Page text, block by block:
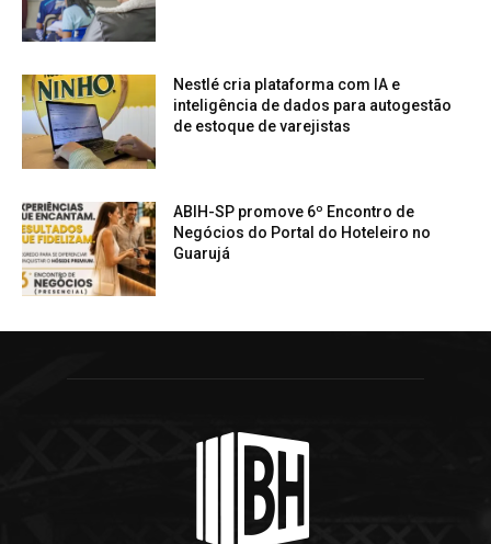
Nestlé cria plataforma com IA e
inteligência de dados para autogestão
de estoque de varejistas
ABIH-SP promove 6º Encontro de
Negócios do Portal do Hoteleiro no
Guarujá